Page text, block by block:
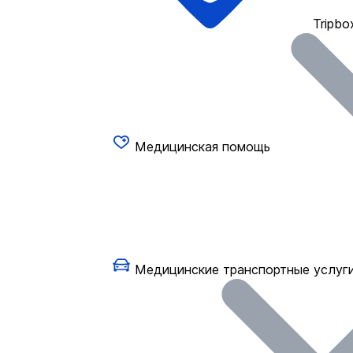
Медицинская помощь
Медицинские транспортные